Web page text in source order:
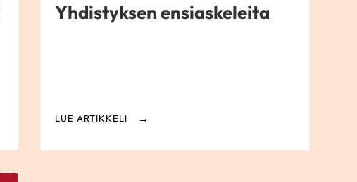
Yhdistyksen ensiaskeleita
LUE ARTIKKELI